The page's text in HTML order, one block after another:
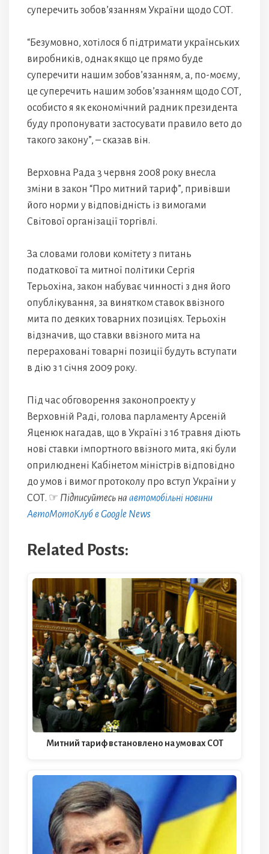
суперечить зобов’язанням України щодо СОТ.
“Безумовно, хотілося б підтримати українських
виробників, однак якщо це прямо буде
суперечити нашим зобов’язанням, а, по-моєму,
це суперечить нашим зобов’язанням щодо СОТ,
особисто я як економічний радник президента
буду пропонувати застосувати правило вето до
такого закону”, – сказав він.
Верховна Рада 3 червня 2008 року внесла
зміни в закон “Про митний тариф”, привівши
його норми у відповідність із вимогами
Світової організації торгівлі.
За словами голови комітету з питань
податкової та митної політики Сергія
Терьохіна, закон набуває чинності з дня його
опублікування, за винятком ставок ввізного
мита по деяких товарних позиціях. Терьохін
відзначив, що ставки ввізного мита на
перераховані товарні позиції будуть вступати
в дію з 1 січня 2009 року.
Під час обговорення законопроекту у
Верховній Раді, голова парламенту Арсеній
Яценюк нагадав, що в Україні з 16 травня діють
нові ставки імпортного ввізного мита, які були
оприлюднені Кабінетом міністрів відповідно
до умов і вимог протоколу про вступ України у
СОТ. ☞ Підписуйтесь на автомобільні новини
АвтоМотоКлуб в Google News
Related Posts:
Митний тариф встановлено на умовах СОТ